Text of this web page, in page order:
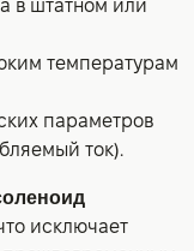
в штатном или
температурам
параметров
ток).
исключает